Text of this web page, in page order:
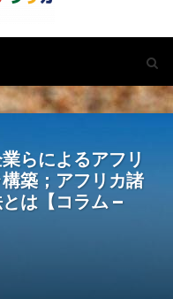
らによるアフリ
築；アフリカ諸
は【コラム –